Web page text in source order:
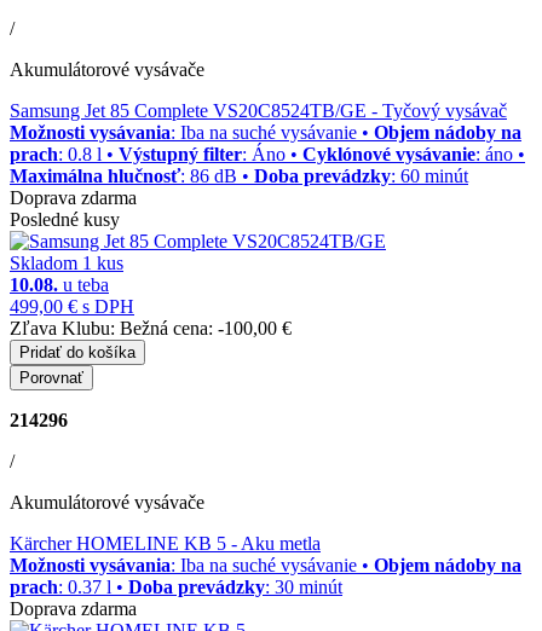
/
Akumulátorové vysávače
Samsung Jet 85 Complete VS20C8524TB/GE - Tyčový vysávač
Možnosti vysávania: Iba na suché vysávanie • Objem nádoby na
prach: 0.8 l • Výstupný filter: Áno • Cyklónové vysávanie: áno •
Maximálna hlučnosť: 86 dB • Doba prevádzky: 60 minút
Doprava zdarma
Posledné kusy
Skladom 1 kus
10.08. u teba
499,00 € s DPH
Zľava Klubu: Bežná cena: -100,00 €
Pridať do košíka
Porovnať
214296
/
Akumulátorové vysávače
Kärcher HOMELINE KB 5 - Aku metla
Možnosti vysávania: Iba na suché vysávanie • Objem nádoby na
prach: 0.37 l • Doba prevádzky: 30 minút
Doprava zdarma